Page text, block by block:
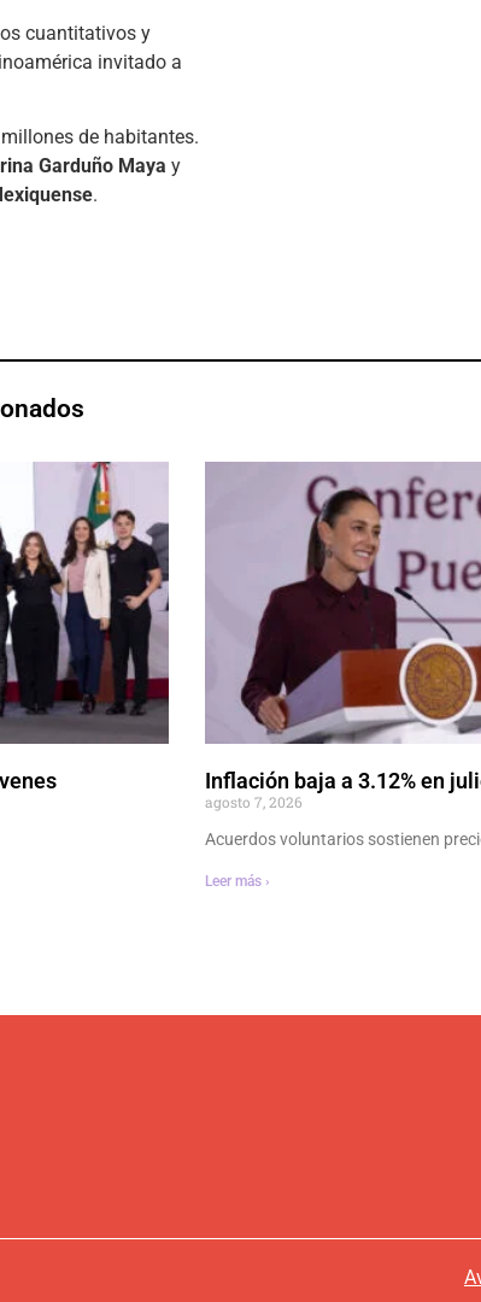
cuantitativos y
invitado a
de habitantes.
Garduño Maya y
.
Inflación baja a 3.12% en
agosto 7, 2026
Acuerdos voluntarios sostienen
Leer más ›